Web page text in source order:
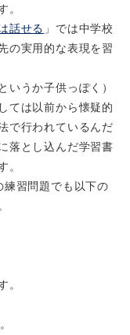
話せる 」では中学校
の実用的な表現を習
うか子供っぽく）
ては以前から懐疑的
で行われているんだ
落とし込んだ学習書
習問題でも以下の